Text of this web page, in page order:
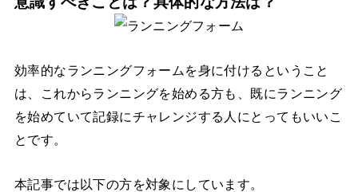
効率的なランニングフォームを身に付けるということ
は、これからランニングを始める方も、既にランニング
を始めていて記録にチャレンジする人にとってもいいこ
とです。
本記事では以下の方を対象にしています。